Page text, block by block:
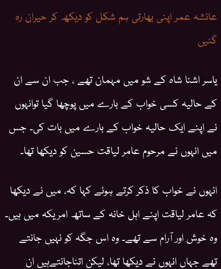
عائشہ عمر اپنی بھارتی ہم شکل کو دیکھ کر حیران رہ
گئیں
یاسر اشنا شاہ کے شو میں مہمان تھے ، جب ان سے ان
کے حالیہ کسی خواب کے بارے میں پوچھا گیا توانہوں
نے اپنے ایک حالیہ خواب کے بارے میں بات کی۔ جس
میں انہوں نے مرحوم عامر لیاقت حسین کو دیکھا تھا۔
انہوں نے خواب کا ذکر کرتے ہوئے کہا کہ، میں نے دیکھا
کہ عامر لیاقت اپنے اہل خانہ کے ساتھ امریکہ میں ہیں۔
وہ خوش اور آرام سے تھے۔ وہ اس جگہ کو نہیں جانتے
تھے جہاں انہوں نے دیکھا تھا، لیکن اتناجانتےہیں ان